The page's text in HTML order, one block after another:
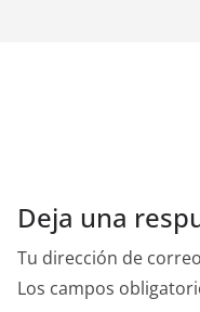
Deja una
Tu dirección de
Los campos